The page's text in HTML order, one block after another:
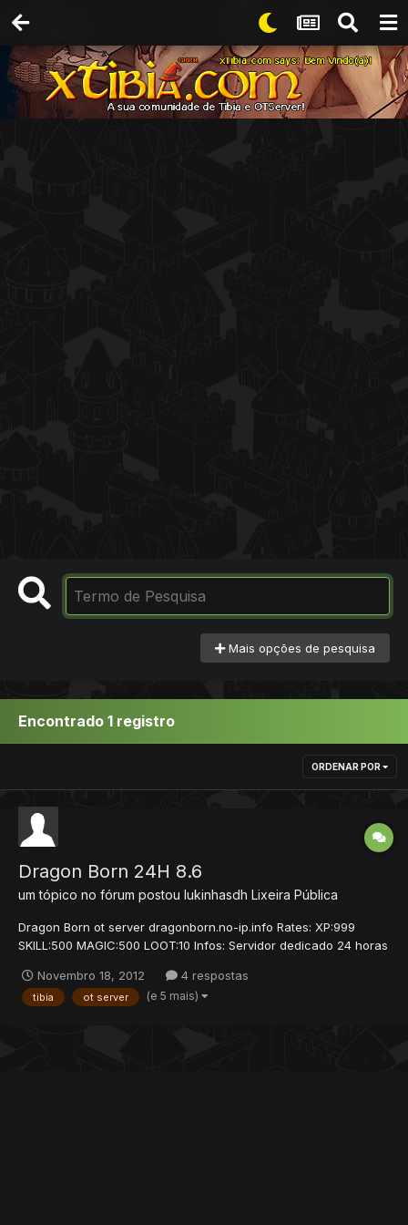
Mais opções de pesquisa
Encontrado 1 registro
ORDENAR POR
Dragon Born 24H 8.6
um tópico no fórum postou lukinhasdh Lixeira Pública
Dragon Born ot server dragonborn.no-ip.info Rates: XP:999
SKILL:500 MAGIC:500 LOOT:10 Infos: Servidor dedicado 24 horas
mesmo o mapa podem mudar de acordo com a opinião dos
players, mande sua sugestão para tempo...
Novembro 18, 2012 4 respostas
tibia ot server (e 5 mais)